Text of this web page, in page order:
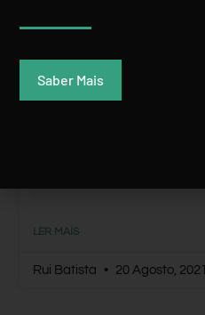
LER MAIS
Rui Batista 20 Agosto, 2021
Saber Mais